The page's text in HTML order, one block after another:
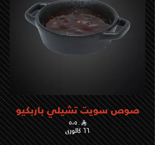
صوص سويت تشيلي باربكيو
٥،٥٠
٦٦ كالوري